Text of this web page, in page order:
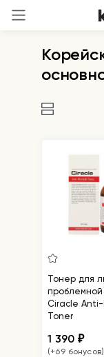
Тонер для
проблемной
Ciracle Anti-
Toner
1 390₽
(+69 бонусов)